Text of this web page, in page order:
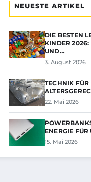
NEUESTE ARTIKEL
DIE BESTEN
KINDER 2026:
UND…
3. August 2026
TECHNIK
22. Mai 2026
ENERGIE
15. Mai 2026